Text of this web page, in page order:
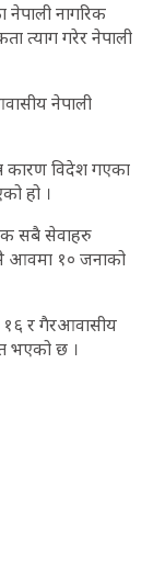
नेपाली नागरिक
त्याग गरेर नेपाली
नेपाली
कारण विदेश गएका
हो ।
सबै सेवाहरु
आवमा १० जनाको
१६ र गैरआवासीय
भएको छ ।